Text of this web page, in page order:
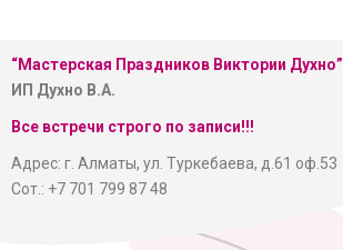
“Мастерская Праздников Виктории Духно”
ИП Духно В.А.
Все встречи строго по записи!!!
Адрес: г. Алматы, ул. Туркебаева, д.61 оф.53
Сот.: +7 701 799 87 48